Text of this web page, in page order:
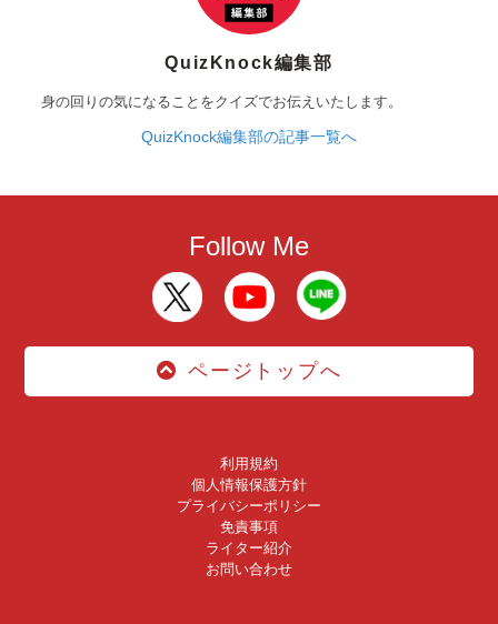
QuizKnock編集部
身の回りの気になることをクイズでお伝えいたします。
QuizKnock編集部の記事一覧へ
Follow Me
ページトップへ
利用規約
個人情報保護方針
プライバシーポリシー
免責事項
ライター紹介
お問い合わせ